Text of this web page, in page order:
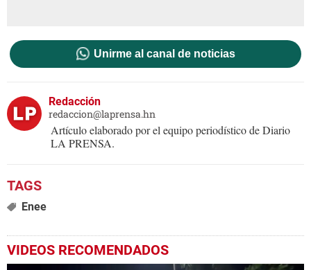
Unirme al canal de noticias
Redacción
redaccion@laprensa.hn
Artículo elaborado por el equipo periodístico de Diario
LA PRENSA.
Enee
VIDEOS RECOMENDADOS